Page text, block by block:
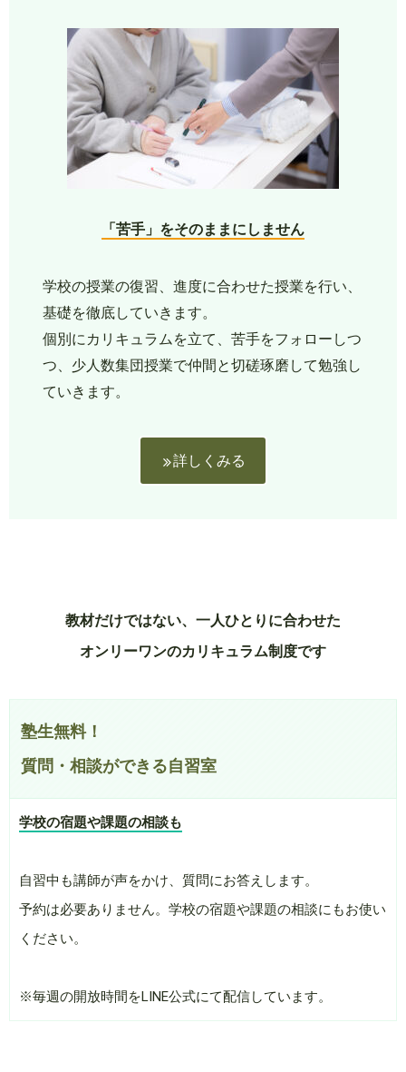
「苦手」をそのままにしません
学校の授業の復習、進度に合わせた授業を行い、
基礎を徹底していきます。
個別にカリキュラムを立て、苦手をフォローしつ
つ、少人数集団授業で仲間と切磋琢磨して勉強し
ていきます。
詳しくみる
教材だけではない、一人ひとりに合わせた
オンリーワンのカリキュラム制度です
塾生無料！
質問・相談ができる自習室
学校の宿題や課題の相談も
自習中も講師が声をかけ、質問にお答えします。
予約は必要ありません。学校の宿題や課題の相談にもお使い
ください。
※毎週の開放時間をLINE公式にて配信しています。